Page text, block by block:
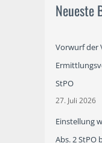
Neueste
Vorwurf der
StPO
27. Juli 2026
Einstellung
Abs. 2 StPO